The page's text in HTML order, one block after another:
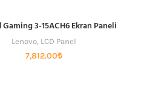
SEPETE EKLE
3-15ACH6 Ekran Paneli
Lenovo, LCD Panel
7,812.00₺